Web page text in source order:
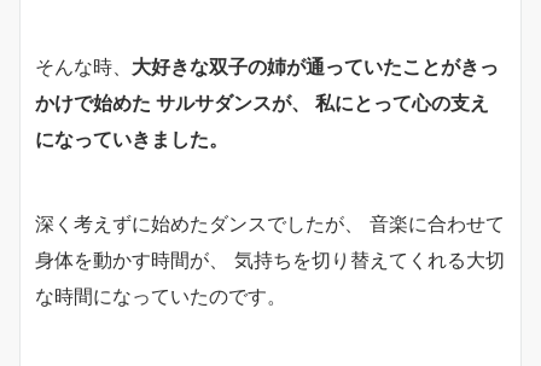
そんな時、 大好きな双子の姉が通っていたことがきっ
かけで始めた サルサダンスが、 私にとって心の支え
になっていきました。
深く考えずに始めたダンスでしたが、 音楽に合わせて
身体を動かす時間が、 気持ちを切り替えてくれる大切
な時間になっていたのです。